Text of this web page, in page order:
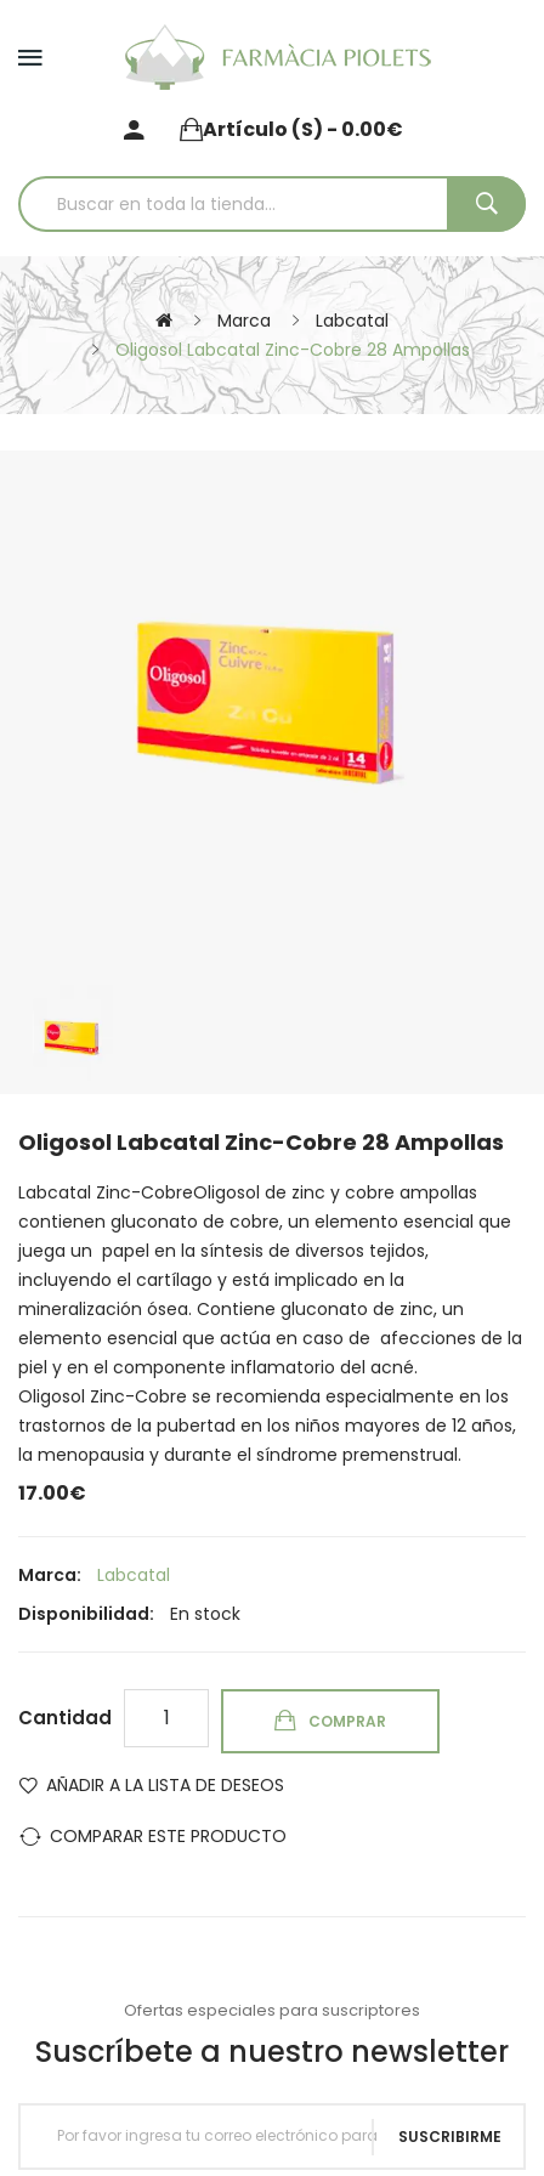
Artículo (s) - 0.00€
Marca
Labcatal
Oligosol Labcatal Zinc-Cobre 28 Ampollas
Oligosol Labcatal Zinc-Cobre 28 Ampollas
Labcatal Zinc-CobreOligosol de zinc y cobre ampollas
contienen gluconato de cobre, un elemento esencial que
juega un papel en la síntesis de diversos tejidos,
incluyendo el cartílago y está implicado en la
mineralización ósea. Contiene gluconato de zinc, un
elemento esencial que actúa en caso de afecciones de la
piel y en el componente inflamatorio del acné.
Oligosol Zinc-Cobre se recomienda especialmente en los
trastornos de la pubertad en los niños mayores de 12 años,
la menopausia y durante el síndrome premenstrual.
17.00€
Marca:
Labcatal
Disponibilidad:
En stock
Cantidad COMPRAR
AÑADIR A LA LISTA DE DESEOS
COMPARAR ESTE PRODUCTO
Ofertas especiales para suscriptores
Suscríbete a nuestro newsletter
SUSCRIBIRME